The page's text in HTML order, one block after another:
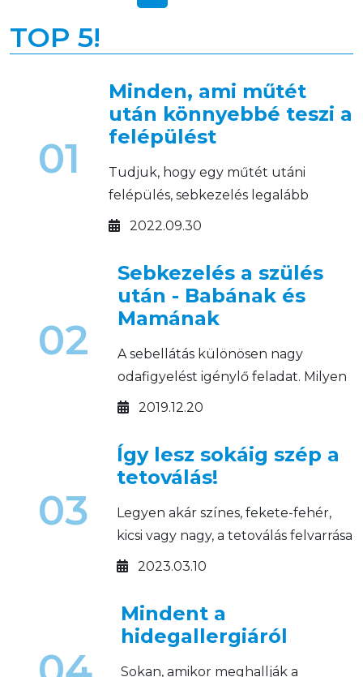
TOP 5!
01
Minden, ami műtét
után könnyebbé teszi a
felépülést
Tudjuk, hogy egy műtét utáni
felépülés, sebkezelés legalább
annyira rajtunk múlik, mint az
2022.09.30
02
Sebkezelés a szülés
után - Babának és
Mamának
A sebellátás különösen nagy
odafigyelést igénylő feladat. Milyen
sebkezelő készítményeket
időszakban?
2019.12.20
03
Így lesz sokáig szép a
tetoválás!
Legyen akár színes, fekete-fehér,
kicsi vagy nagy, a tetoválás felvarrása
után fontos a megfelelő utókezelés!
2023.03.10
Mindent a
hidegallergiáról
Sokan, amikor meghallják a